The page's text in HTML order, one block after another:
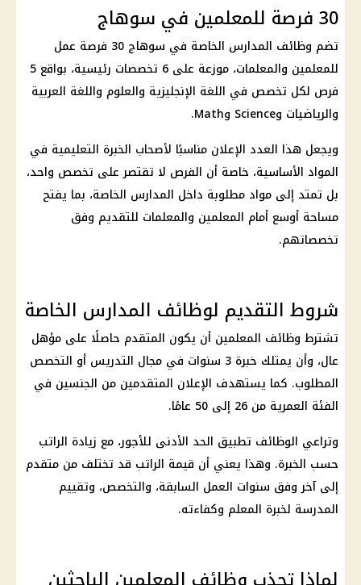
30 فرصة للمعلمين في سوهاج
تضم وظائف المدارس الخاصة في سوهاج 30 فرصة عمل
للمعلمين والمعلمات، موزعة على 6 تخصصات رئيسية، بواقع 5
فرص لكل تخصص في اللغة الإنجليزية والعلوم واللغة العربية
والرياضيات وScience وMath.
ويجعل هذا العدد الإعلان مناسبًا لأصحاب الخبرة التعليمية في
المواد الأساسية، خاصة أن الفرص لا تقتصر على تخصص واحد،
بل تمتد إلى مواد مطلوبة داخل المدارس الخاصة، بما يفتح
مساحة أوسع أمام المعلمين والمعلمات للتقديم وفق
تخصصاتهم.
شروط التقديم لوظائف المدارس الخاصة
تشترط وظائف المعلمين أن يكون المتقدم حاصلًا على مؤهل
عال، وأن يمتلك خبرة 3 سنوات في مجال التدريس أو التخصص
المطلوب. كما يستهدف الإعلان المتقدمين من الجنسين في
الفئة العمرية من 26 إلى 50 عامًا.
وتراعي الوظائف تطبيق الحد الأدنى للأجور، مع زيادة الراتب
حسب الخبرة. وهذا يعني أن قيمة الراتب قد تختلف من متقدم
إلى آخر وفق سنوات العمل السابقة، والتخصص، وتقييم
المدرسة لخبرة المعلم وكفاءته.